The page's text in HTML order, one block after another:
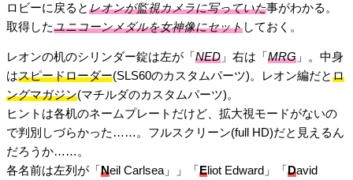
ロビーに戻るとレオンが監視カメラに写っていた事がわかる。
取得したユニコーンメダルを女神像にセットしておく。
レオンの机のシリンダー錠は左が「 NED 」右は「 MRG 」。中身
はスピードローダー(SLS60のカスタムパーツ)。レオン編だとロ
ングマガジン(マチルダのカスタムパーツ)。
ヒントは各机のネームプレートだけど、拡大視モードがないの
で判別しづらかった……。フルスクリーン(full HD)だと見えるん
だろうか……。
各名前は左列が「 Neil Carlsea」」「 E liot Edward」「 David